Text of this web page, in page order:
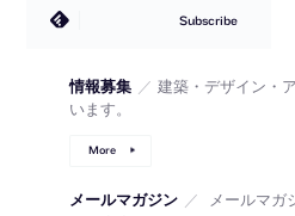
Subscribe
情報募集 ／ 建築・デザイン・
います。
More
メールマガジン ／
メールマガ